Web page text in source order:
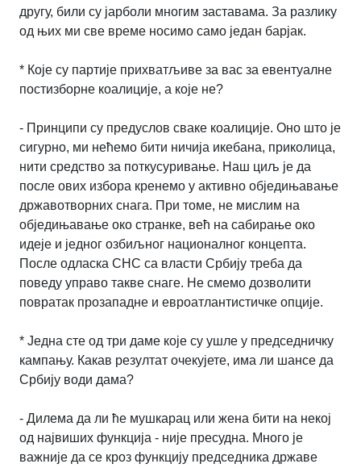
другу, били су јарболи многим заставама. За разлику
од њих ми све време носимо само један барјак.
* Које су партије прихватљиве за вас за евентуалне
постизборне коалиције, а које не?
- Принципи су предуслов сваке коалиције. Оно што је
сигурно, ми нећемо бити ничија икебана, приколица,
нити средство за поткусуривање. Наш циљ је да
после ових избора кренемо у активно обједињавање
државотворних снага. При томе, не мислим на
обједињавање око странке, већ на сабирање око
идеје и једног озбиљног националног концепта.
После одласка СНС са власти Србију треба да
поведу управо такве снаге. Не смемо дозволити
повратак прозападне и евроатлантистичке опције.
* Једна сте од три даме које су ушле у председничку
кампању. Какав резултат очекујете, има ли шансе да
Србију води дама?
- Дилема да ли ће мушкарац или жена бити на некој
од највиших функција - није пресудна. Много је
важније да се кроз функцију председника државе